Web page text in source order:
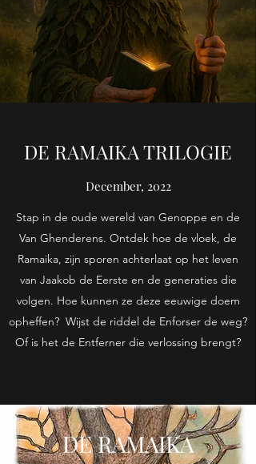
DE RAMAIKA TRILOGIE
December, 2022
Stap in de oude wereld van Genoppe en de
Van Ghenderens. Ontdek hoe de vloek, de
Ramaika, zijn sporen achterlaat op het leven
van Jaakob de Eerste en de generaties die
volgen. Hoe kunnen ze deze eeuwige doem
opheffen? Wijst de riddel de Enforser de weg?
Of is het de Entferner die verlossing brengt?
DE RAMAIKA